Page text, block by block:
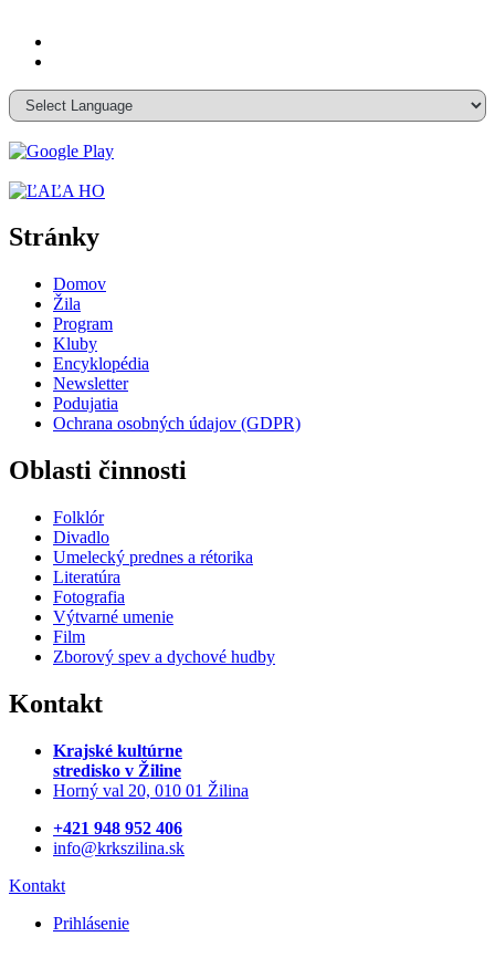
Stránky
Domov
Žila
Program
Kluby
Encyklopédia
Newsletter
Podujatia
Ochrana osobných údajov (GDPR)
Oblasti činnosti
Folklór
Divadlo
Umelecký prednes a rétorika
Literatúra
Fotografia
Výtvarné umenie
Film
Zborový spev a dychové hudby
Kontakt
Krajské kultúrne
stredisko v Žiline
Horný val 20, 010 01 Žilina
+421 948 952 406
info@krkszilina.sk
Kontakt
Prihlásenie